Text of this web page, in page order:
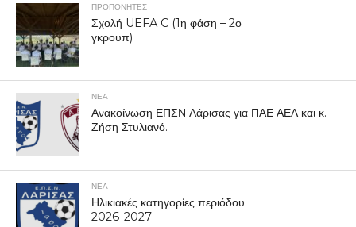
ΠΡΟΠΟΝΗΤΈΣ
Σχολή UEFA C (1η φάση – 2ο
γκρουπ)
ΝΕΑ
Ανακοίνωση ΕΠΣΝ Λάρισας για ΠΑΕ ΑΕΛ και κ.
Ζήση Στυλιανό.
ΝΕΑ
Ηλικιακές κατηγορίες περιόδου
2026-2027